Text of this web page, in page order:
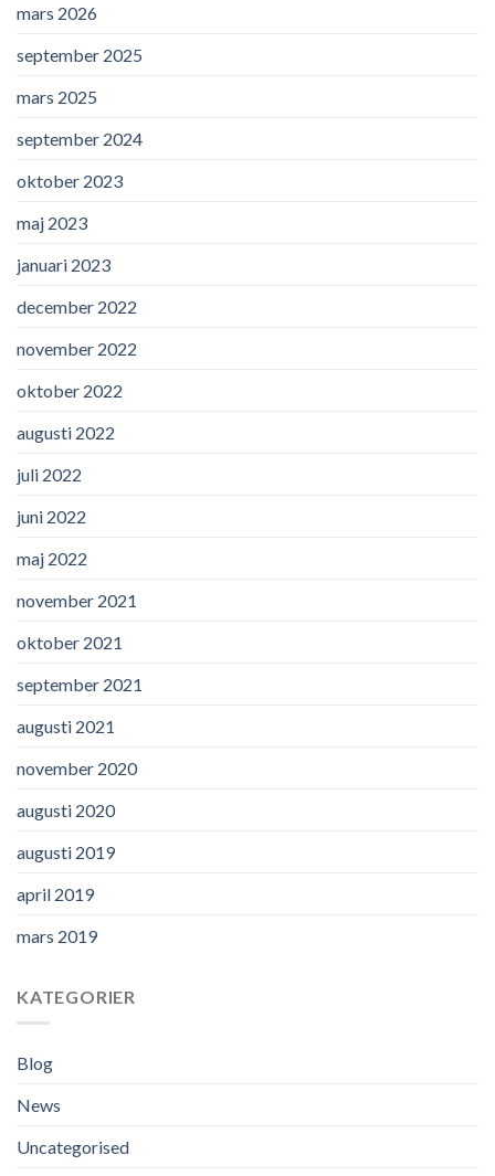
mars 2026
september 2025
mars 2025
september 2024
oktober 2023
maj 2023
januari 2023
december 2022
november 2022
oktober 2022
augusti 2022
juli 2022
juni 2022
maj 2022
november 2021
oktober 2021
september 2021
augusti 2021
november 2020
augusti 2020
augusti 2019
april 2019
mars 2019
KATEGORIER
Blog
News
Uncategorised